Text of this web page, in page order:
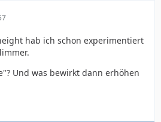
hab ich schon experimentiert
Und was bewirkt dann erhöhen